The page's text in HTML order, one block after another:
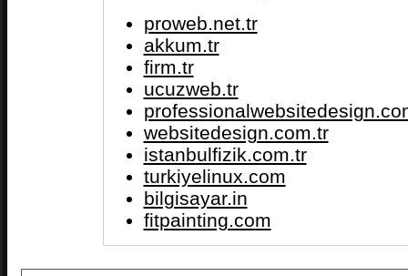
proweb.net.tr
akkum.tr
firm.tr
ucuzweb.tr
websitedesign.com.tr
istanbulfizik.com.tr
turkiyelinux.com
bilgisayar.in
fitpainting.com